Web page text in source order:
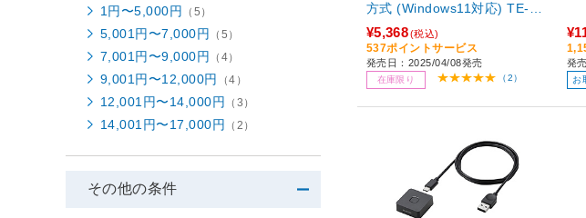
方式 (Windows11対応) TE-FP
A3-MC
¥5,368(税込)
537ポイントサービス
発売日：2025/04/08発売
在庫限り （2）
発
お
1円〜5,000円 （5）
5,001円〜7,000円 （5）
7,001円〜9,000円 （4）
9,001円〜12,000円 （4）
12,001円〜14,000円 （3）
14,001円〜17,000円 （2）
その他の条件